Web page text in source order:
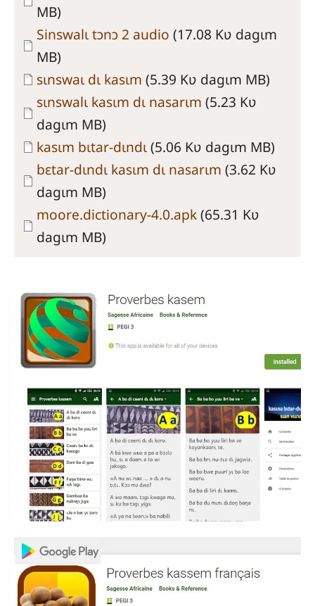
MB)
Document
Sinswalɩ tɔnɔ 2 audio (17.08 Kʋ dagɩm
MB)
Document
sɩnswaɩ dɩ kasɩm (5.39 Kʋ dagɩm MB)
Document
sɩnswalɩ kasɩm dɩ nasarɩm (5.23 Kʋ
dagɩm MB)
Document
kasɩm bɩtar-dɩndɩ(5.06 Kʋ dagɩm MB)
Document
bɛtar-dɩndɩ kasɩm dɩ nasarɩm (3.62 Kʋ
dagɩm MB)
Document
moore.dictionary-4.0.apk(65.31 Kʋ
dagɩm MB)